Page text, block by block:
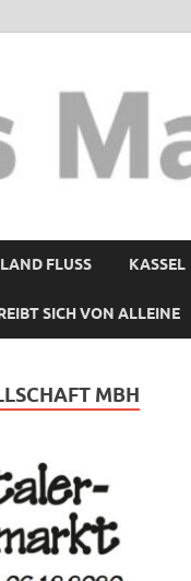
FLUSS KASSEL
SICH VON ALLEINE
MBH